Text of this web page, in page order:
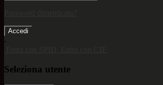
-
Seleziona utente